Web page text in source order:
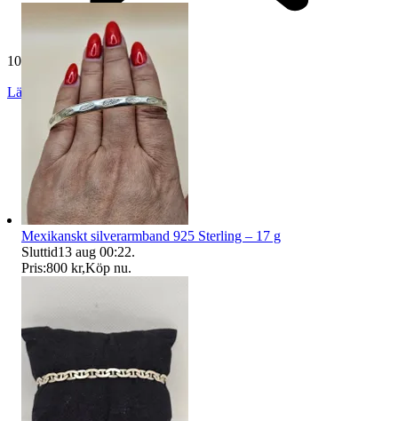
10 607 omdömen
Läs omdömen Följ
Mexikanskt silverarmband 925 Sterling – 17 g
Sluttid13 aug 00:22.
Pris:800 kr,Köp nu.